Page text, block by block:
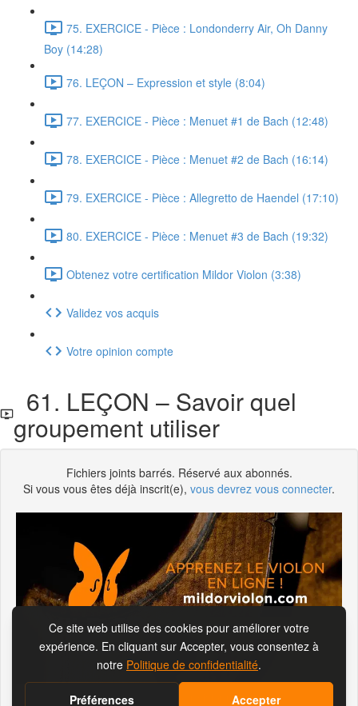
75. EXERCICE - Pièce : Londonderry Air, Oh Danny
Boy (14:28)
76. LEÇON – Expression et style (8:04)
77. EXERCICE - Pièce : Menuet #1 de Bach (12:48)
78. EXERCICE - Pièce : Menuet #2 de Bach (16:14)
79. EXERCICE - Pièce : Allegretto de Haendel (17:10)
80. EXERCICE - Pièce : Menuet #3 de Bach (19:32)
Obtenez votre certification Mildor Violon (3:38)
Validez vos acquis
Votre opinion compte
61. LEÇON – Savoir quel
groupement utiliser
Fichiers joints barrés. Réservé aux abonnés.
Si vous vous êtes déjà inscrit(e), vous devrez vous connecter.
S'abonner pour visionner